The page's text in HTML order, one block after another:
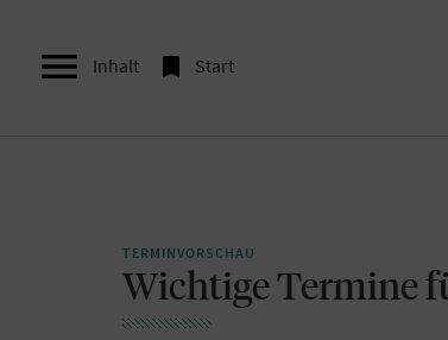
 Inhalt  Start
TERMINVORSCHAU
Wichtige Termine